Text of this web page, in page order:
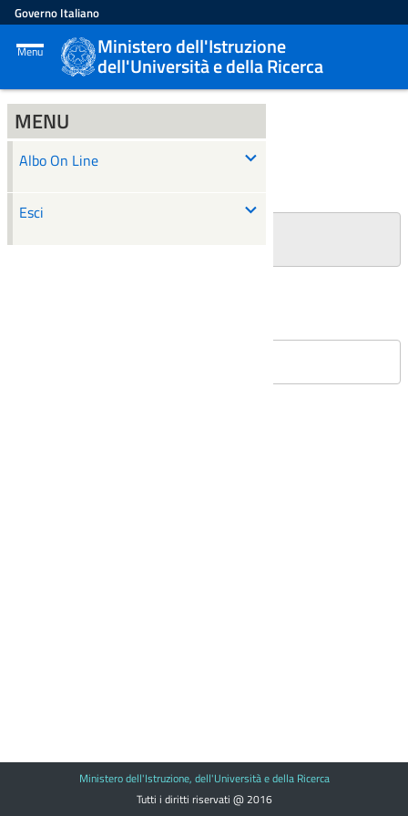
Governo Italiano
Menu Ministero dell'Istruzione
dell'Università e della Ricerca
MENU
Albo On Line
Esci
ALBO ON LINE
Ricerca
Ministero dell'Istruzione, dell'Università e della Ricerca
Tutti i diritti riservati @ 2016